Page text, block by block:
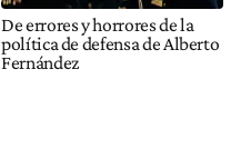
De errores y horrores de la
política de defensa de Alberto
Fernández